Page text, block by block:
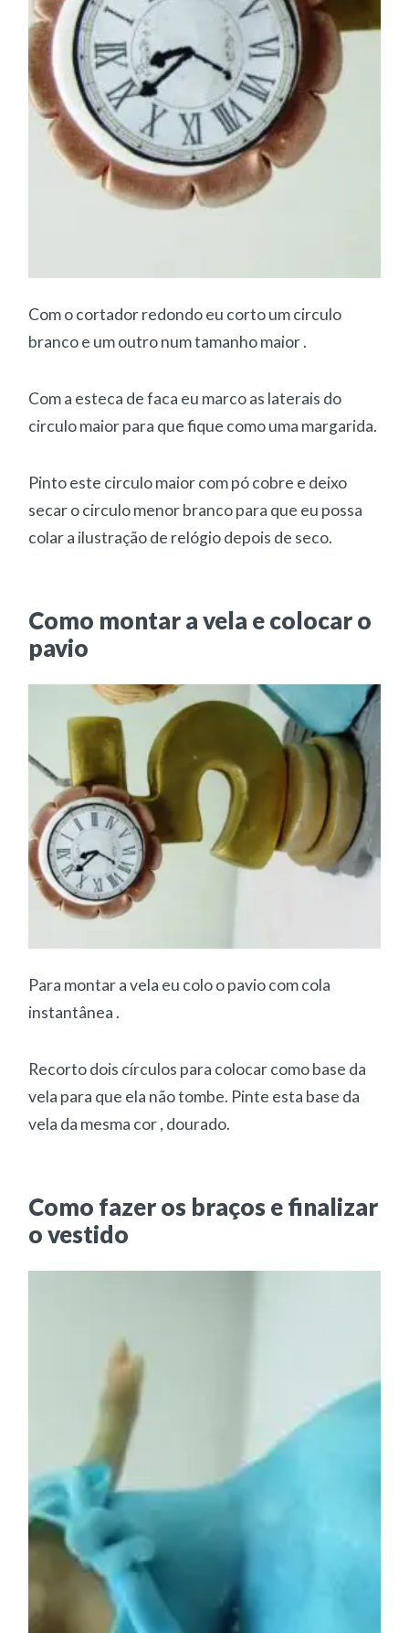
Com o cortador redondo eu corto um circulo
branco e um outro num tamanho maior .
Com a esteca de faca eu marco as laterais do
circulo maior para que fique como uma margarida.
Pinto este circulo maior com pó cobre e deixo
secar o circulo menor branco para que eu possa
colar a ilustração de relógio depois de seco.
Como montar a vela e colocar o
pavio
Para montar a vela eu colo o pavio com cola
instantânea .
Recorto dois círculos para colocar como base da
vela para que ela não tombe. Pinte esta base da
vela da mesma cor , dourado.
Como fazer os braços e finalizar
o vestido